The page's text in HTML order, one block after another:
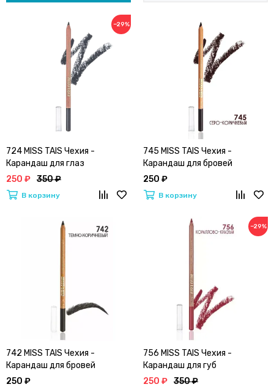
−29%
724 MISS TAIS Чехия -
Карандаш для глаз
250 ₽ 350 ₽
В корзину
745 MISS TAIS Чехия -
Карандаш для бровей
250 ₽
В корзину
742 MISS TAIS Чехия -
Карандаш для бровей
250 ₽
−29%
756 MISS TAIS Чехия -
Карандаш для губ
250 ₽ 350 ₽